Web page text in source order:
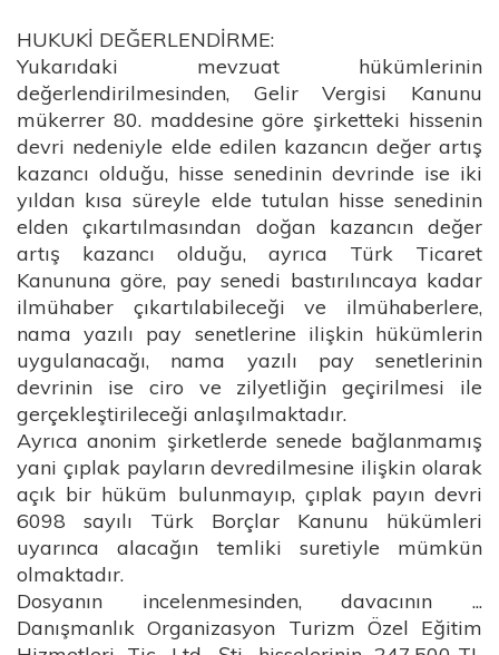
HUKUKİ DEĞERLENDİRME:
Yukarıdaki mevzuat hükümlerinin
değerlendirilmesinden, Gelir Vergisi Kanunu
mükerrer 80. maddesine göre şirketteki hissenin
devri nedeniyle elde edilen kazancın değer artış
kazancı olduğu, hisse senedinin devrinde ise iki
yıldan kısa süreyle elde tutulan hisse senedinin
elden çıkartılmasından doğan kazancın değer
artış kazancı olduğu, ayrıca Türk Ticaret
Kanununa göre, pay senedi bastırılıncaya kadar
ilmühaber çıkartılabileceği ve ilmühaberlere,
nama yazılı pay senetlerine ilişkin hükümlerin
uygulanacağı, nama yazılı pay senetlerinin
devrinin ise ciro ve zilyetliğin geçirilmesi ile
gerçekleştirileceği anlaşılmaktadır.
Ayrıca anonim şirketlerde senede bağlanmamış
yani çıplak payların devredilmesine ilişkin olarak
açık bir hüküm bulunmayıp, çıplak payın devri
6098 sayılı Türk Borçlar Kanunu hükümleri
uyarınca alacağın temliki suretiyle mümkün
olmaktadır.
Dosyanın incelenmesinden, davacının ...
Danışmanlık Organizasyon Turizm Özel Eğitim